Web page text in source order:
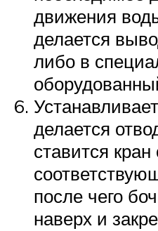
движения
делается
либо в
делается
ставится кран
после чего
наверх и